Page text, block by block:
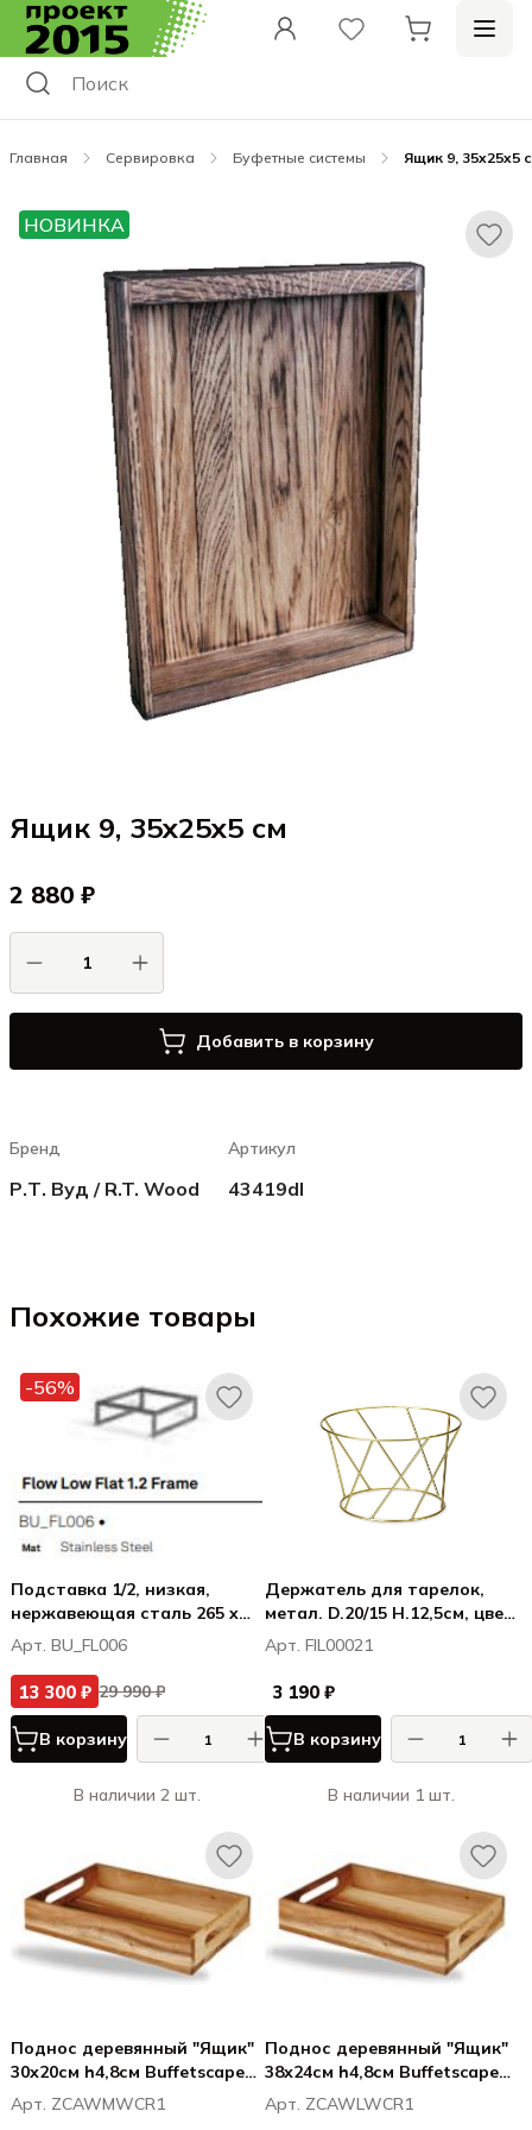
Главная Сервировка Буфетные системы Ящик 9, 35x25x5
НОВИНКА
Ящик 9, 35x25x5 см
2 880 ₽
Добавить в корзину
Бренд
Р.Т. Вуд / R.T. Wood
Артикул
43419dl
Похожие товары
-56%
Подставка 1/2, низкая,
нержавеющая сталь 265 x
325 x 99.5 mm
Арт. BU_FL006
13 300 ₽ 29 990 ₽
В корзину
В наличии 2 шт.
Держатель для тарелок,
метал. D.20/15 H.12,5см, цвет
золото
Арт. FIL00021
3 190 ₽
В корзину
В наличии 1 шт.
Поднос деревянный "Ящик"
30х20см h4,8см Buffetscape
Wood
Арт. ZCAWMWCR1
Поднос деревянный "Ящик"
38х24см h4,8см Buffetscape
Wood
Арт. ZCAWLWCR1